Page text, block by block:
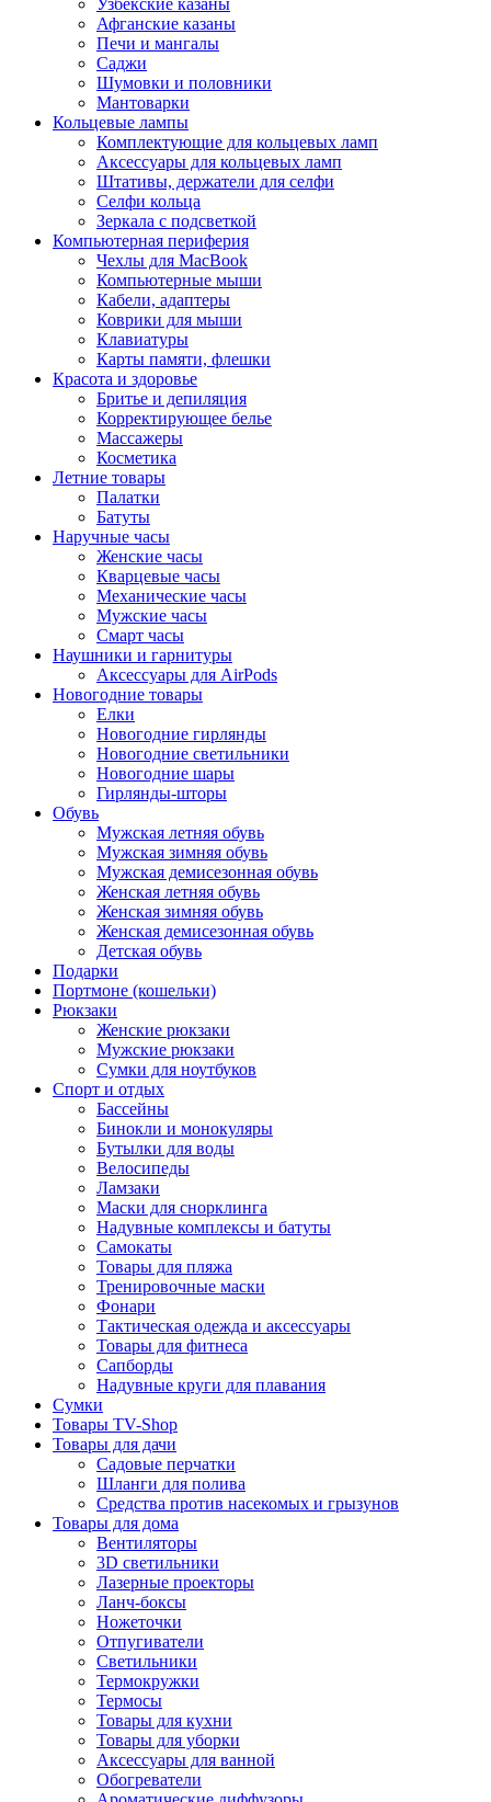
Узбекские казаны
Афганские казаны
Печи и мангалы
Саджи
Шумовки и половники
Мантоварки
Кольцевые лампы
Комплектующие для кольцевых ламп
Аксессуары для кольцевых ламп
Штативы, держатели для селфи
Селфи кольца
Зеркала с подсветкой
Компьютерная периферия
Чехлы для MacBook
Компьютерные мыши
Кабели, адаптеры
Коврики для мыши
Клавиатуры
Карты памяти, флешки
Красота и здоровье
Бритье и депиляция
Корректирующее белье
Массажеры
Косметика
Летние товары
Палатки
Батуты
Наручные часы
Женские часы
Кварцевые часы
Механические часы
Мужские часы
Смарт часы
Наушники и гарнитуры
Аксессуары для AirPods
Новогодние товары
Елки
Новогодние гирлянды
Новогодние светильники
Новогодние шары
Гирлянды-шторы
Обувь
Мужская летняя обувь
Мужская зимняя обувь
Мужская демисезонная обувь
Женская летняя обувь
Женская зимняя обувь
Женская демисезонная обувь
Детская обувь
Подарки
Портмоне (кошельки)
Рюкзаки
Женские рюкзаки
Мужские рюкзаки
Сумки для ноутбуков
Спорт и отдых
Бассейны
Бинокли и монокуляры
Бутылки для воды
Велосипеды
Ламзаки
Маски для снорклинга
Надувные комплексы и батуты
Самокаты
Товары для пляжа
Тренировочные маски
Фонари
Тактическая одежда и аксессуары
Товары для фитнеса
Сапборды
Надувные круги для плавания
Сумки
Товары TV-Shop
Товары для дачи
Садовые перчатки
Шланги для полива
Средства против насекомых и грызунов
Товары для дома
Вентиляторы
3D светильники
Лазерные проекторы
Ланч-боксы
Ножеточки
Отпугиватели
Светильники
Термокружки
Термосы
Товары для кухни
Товары для уборки
Аксессуары для ванной
Обогреватели